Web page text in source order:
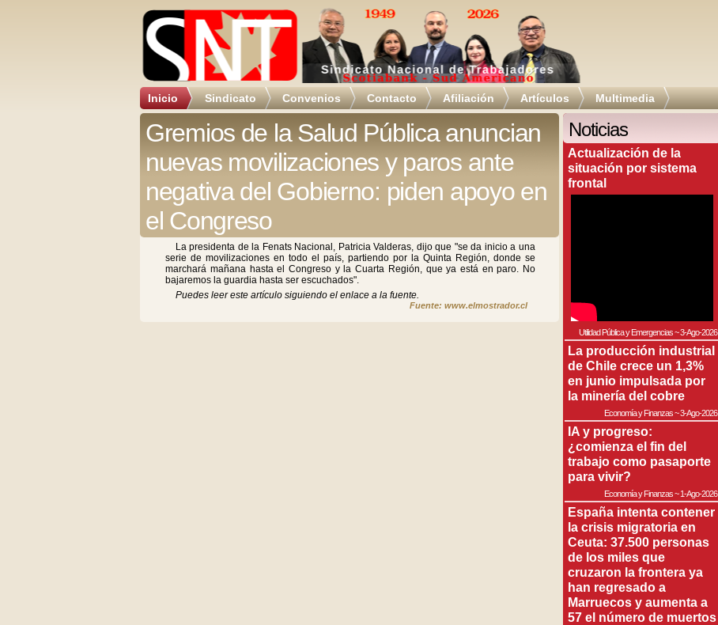
Inicio Sindicato Convenios Contacto Afiliación Artículos Multimedia
Gremios de la Salud Pública anuncian
nuevas movilizaciones y paros ante
negativa del Gobierno: piden apoyo en
el Congreso
La presidenta de la Fenats Nacional, Patricia Valderas, dijo que "se da inicio a una
serie de movilizaciones en todo el país, partiendo por la Quinta Región, donde se
marchará mañana hasta el Congreso y la Cuarta Región, que ya está en paro. No
bajaremos la guardia hasta ser escuchados".
Puedes leer este artículo siguiendo el enlace a la fuente.
Fuente: www.elmostrador.cl
Noticias
Actualización de la
situación por sistema
frontal
Utilidad Pública y Emergencias~3-Ago-2026
La producción industrial
de Chile crece un 1,3%
en junio impulsada por
la minería del cobre
Economía y Finanzas~3-Ago-2026
IA y progreso:
¿comienza el fin del
trabajo como pasaporte
para vivir?
Economía y Finanzas~1-Ago-2026
España intenta contener
la crisis migratoria en
Ceuta: 37.500 personas
de los miles que
cruzaron la frontera ya
han regresado a
Marruecos y aumenta a
57 el número de muertos